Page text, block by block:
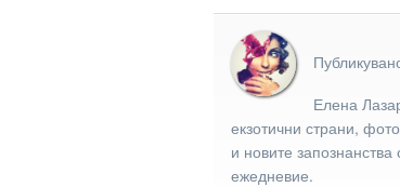
Елена
екзотични страни,
и новите
ежедневие.